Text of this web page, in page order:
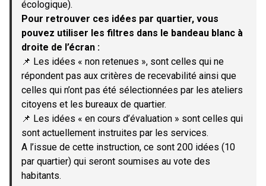
écologique).
Pour retrouver ces idées par quartier, vous
pouvez utiliser les filtres dans le bandeau blanc à
droite de l’écran :
📌 Les idées « non retenues », sont celles qui ne
répondent pas aux critères de recevabilité ainsi que
celles qui n’ont pas été sélectionnées par les ateliers
citoyens et les bureaux de quartier.
📌 Les idées « en cours d’évaluation » sont celles qui
sont actuellement instruites par les services.
A l’issue de cette instruction, ce sont 200 idées (10
par quartier) qui seront soumises au vote des
habitants.